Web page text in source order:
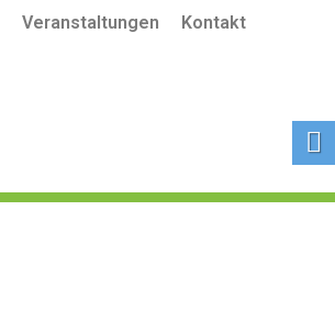
Veranstaltungen Kontakt